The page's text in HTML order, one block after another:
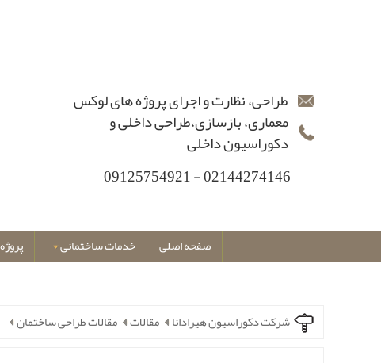
طراحی، نظارت و اجرای پروژه های لوکس
معماری، بازسازی،طراحی داخلی و
دکوراسیون داخلی
02144274146 - 09125754921
صفحه اصلی خدمات ساختمانی
شرکت دکوراسیون هیرادانا مقالات مقالات طراحی ساختمان